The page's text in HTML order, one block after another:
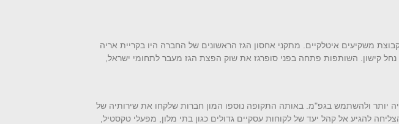
לופסקו וקבוצת משקיעים איטלקיים. מתקני אחסון הגז הראשונים של החברה היו בקריית אריה
ליד נחל קישון. השותפות פתחה בפני סופרגז את שוק הפצת הגז מעבר לתחומי ישראל,
נקייה יותר ולהשתמש בגפ"מ. באותה התקופה נוספו המון חברות שלקחו את שירותיה של
להגיע אל קהל יעד של לקוחות עסקיים גדולים כגון בתי מלון, מפעלי טקסטיל,